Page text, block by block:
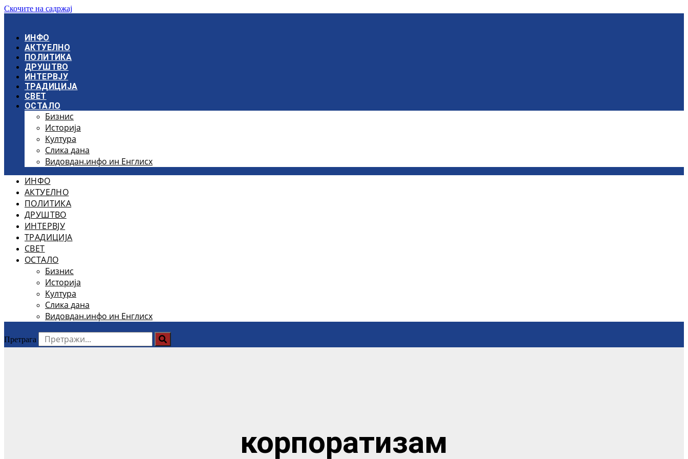
Скочите на садржај
ИНФО
АКТУЕЛНО
ПОЛИТИКА
ДРУШТВО
ИНТЕРВЈУ
ТРАДИЦИЈА
СВЕТ
ОСТАЛО
Бизнис
Историја
Култура
Слика дана
Видовдан.инфо ин Енглисх
ИНФО
АКТУЕЛНО
ПОЛИТИКА
ДРУШТВО
ИНТЕРВЈУ
ТРАДИЦИЈА
СВЕТ
ОСТАЛО
Бизнис
Историја
Култура
Слика дана
Видовдан.инфо ин Енглисх
Претрага
корпоратизам